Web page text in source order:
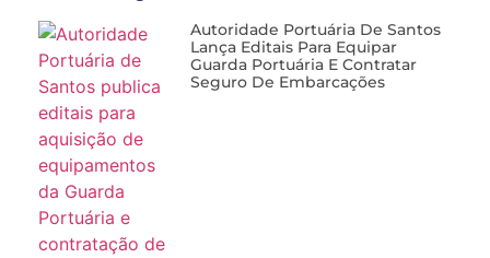
Lança Editais Para Equipar
Guarda Portuária E Contratar
Seguro De Embarcações